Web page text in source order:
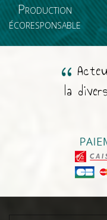
Production
écoresponsable
la